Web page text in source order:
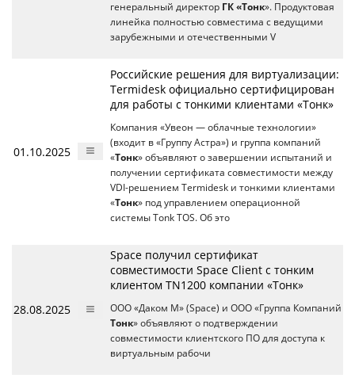
генеральный директор ГК «Тонк». Продуктовая
линейка полностью совместима с ведущими
зарубежными и отечественными V
01.10.2025
Российские решения для виртуализации:
Termidesk официально сертифицирован
для работы с тонкими клиентами «Тонк»
Компания «Увеон — облачные технологии»
(входит в «Группу Астра») и группа компаний
«Тонк» объявляют о завершении испытаний и
получении сертификата совместимости между
VDI-решением Termidesk и тонкими клиентами
«Тонк» под управлением операционной
системы Tonk TOS. Об это
28.08.2025
Space получил сертификат
совместимости Space Client с тонким
клиентом TN1200 компании «Тонк»
ООО «Даком М» (Space) и ООО «Группа Компаний
Тонк» объявляют о подтверждении
совместимости клиентского ПО для доступа к
виртуальным рабочи